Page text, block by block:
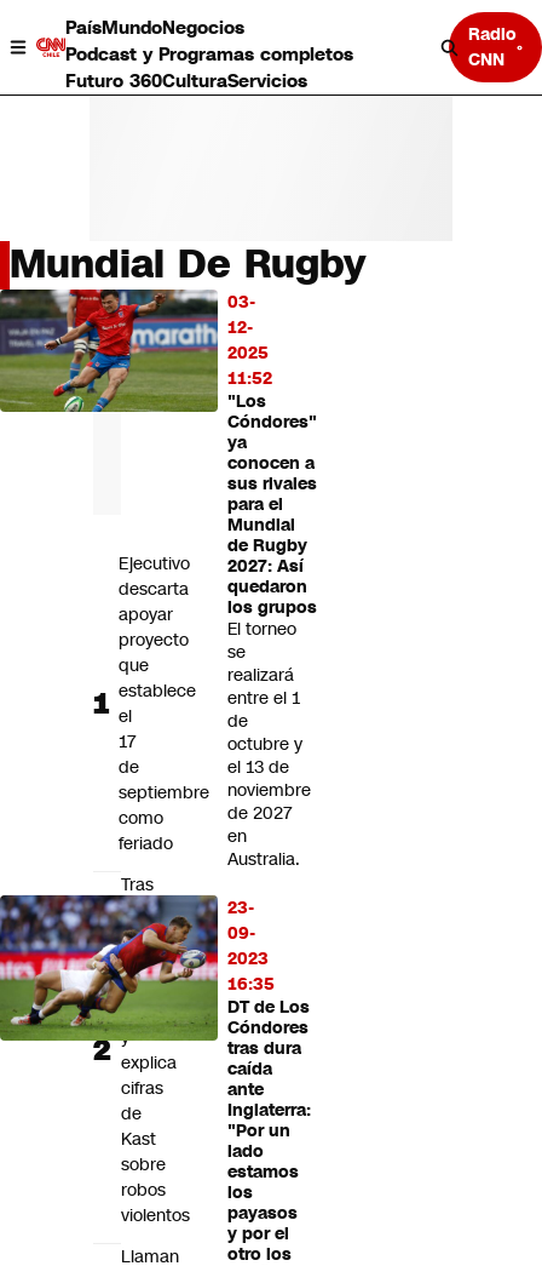
PaísMundoNegocios
Podcast y Programas completos
Futuro 360CulturaServicios
Radio
CNN
País
Mundo
Negocios
Deportes
Programas completos
Mundial De Rugby
03-
12-
2025
11:52
"Los
Cóndores"
ya
conocen a
sus rivales
para el
Mundial
de Rugby
2027: Así
quedaron
los grupos
El torneo
se
realizará
entre el 1
de
octubre y
el 13 de
noviembre
de 2027
en
Australia.
23-
09-
2023
16:35
DT de Los
Cóndores
tras dura
caída
ante
Inglaterra:
"Por un
lado
estamos
los
payasos
y por el
otro los
LO
MÁS
LEÍDO
Ejecutivo
descarta
apoyar
proyecto
que
establece
el
17
de
septiembre
como
feriado
Tras
reposteo
de
Boric:
Gobierno
defiende
y
explica
cifras
de
Kast
sobre
robos
violentos
Llaman